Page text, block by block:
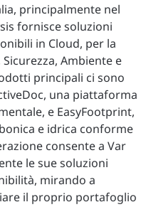
principalmente nel
fornisce soluzioni
in Cloud, per la
Ambiente e
principali ci sono
una piattaforma
e EasyFootprint,
e idrica conforme
consente a Var
le sue soluzioni
mirando a
il proprio portafoglio